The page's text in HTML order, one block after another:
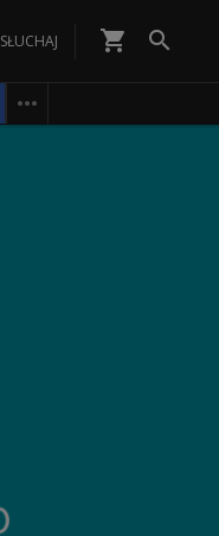
SŁUCHAJ shopping_cart 
